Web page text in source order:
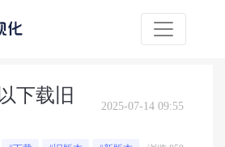
下载旧
2025-07-14 09:55